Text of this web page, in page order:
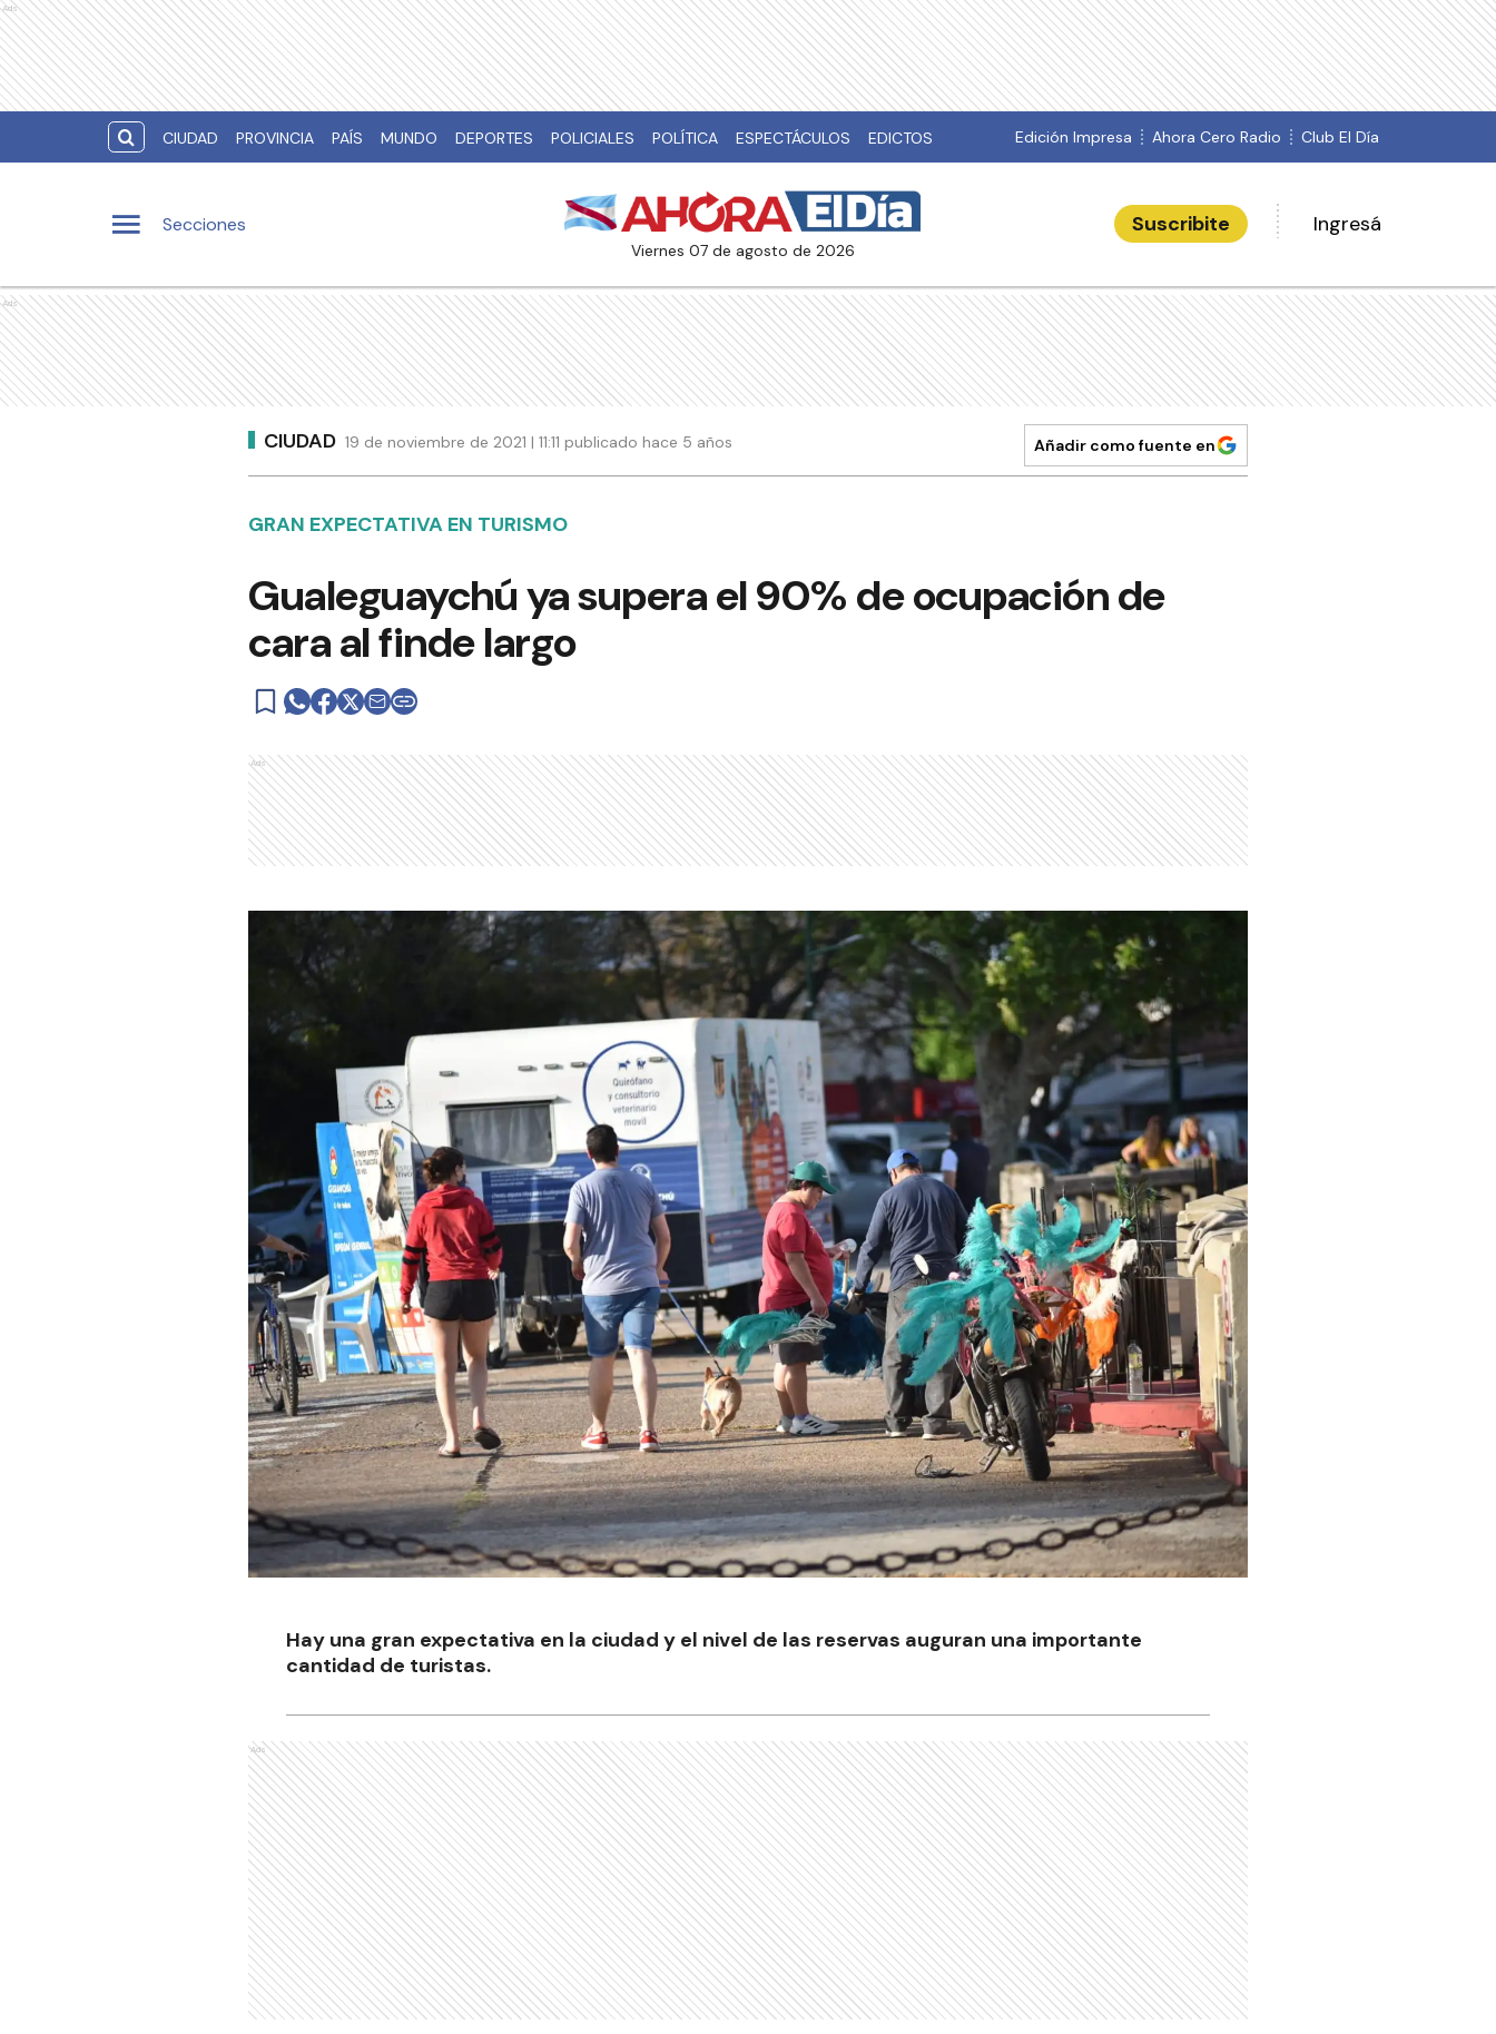
Ads
CIUDAD PROVINCIA PAÍS MUNDO DEPORTES POLICIALES POLÍTICA ESPECTÁCULOS EDICTOS Edición Impresa Ahora Cero Radio Club El Día
Secciones
viernes 07 de agosto de 2026
Suscribite Ingresá
Ads
CIUDAD 19 de noviembre de 2021 | 11:11 publicado hace 5 años Añadir como fuente en
GRAN EXPECTATIVA EN TURISMO
Gualeguaychú ya supera el 90% de ocupación de
cara al finde largo
Ads
Hay una gran expectativa en la ciudad y el nivel de las reservas auguran una importante
cantidad de turistas.
Ads